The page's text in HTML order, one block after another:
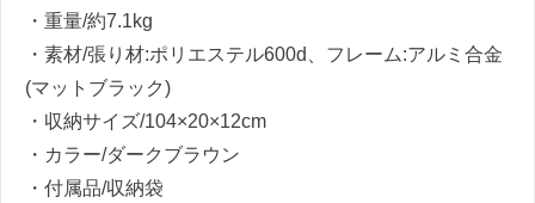
・重量/約7.1kg
・素材/張り材:ポリエステル600d、フレーム:アルミ合金
(マットブラック)
・収納サイズ/104×20×12cm
・カラー/ダークブラウン
・付属品/収納袋